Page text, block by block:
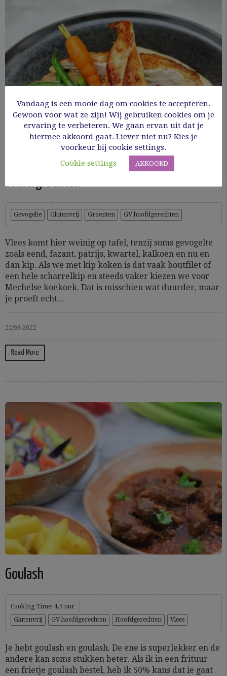
Zo maak je Mechelse koekoek met
zomergroenten
Gevogelte Glutenvrij Groenten GV hoofdgerechten
Vlees komt hier weinig op tafel, tenzij soms gevogelte
zoals eend, fazant, patrijs, kwartel, kalkoen en nu en
dan kip. Als we met kip koken is dat vaak boutfilet of
een hele scharrelkip en steeds vaker kiezen we voor
Mechelse koekoek. Dat is misschien wat duurder, maar
je proeft echt...
22/08/2022
Read More
Goulash
Cooking Time: 4,5 uur
Glutenvrij
GV hoofdgerechten Hoofdgerechten Vlees
Je hebt goulash en goulash. De ene is superlekker en de
andere kan soms stukken beter. Als ik in een frituur
een frietje goulash bestel, heb ik 50% kans dat ie gaat
Vandaag is een mooie dag om cookies te accepteren.
Gewoon voor wat ze zijn! Wij gebruiken cookies om je
ervaring te verbeteren. We gaan ervan uit dat je
hiermee akkoord gaat. Liever niet nu? Kies je
voorkeur bij cookie settings.
Cookie settings
AKKOORD